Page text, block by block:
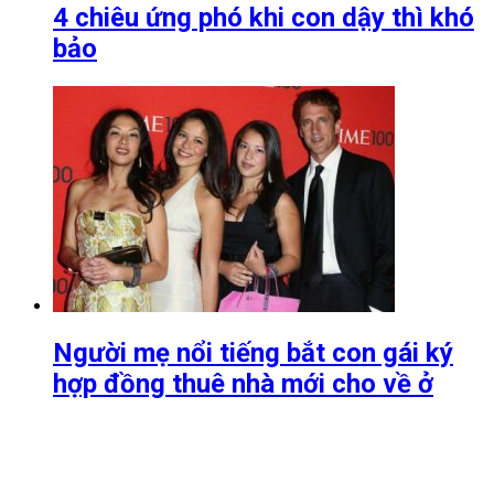
4 chiêu ứng phó khi con dậy thì khó
bảo
Người mẹ nổi tiếng bắt con gái ký
hợp đồng thuê nhà mới cho về ở